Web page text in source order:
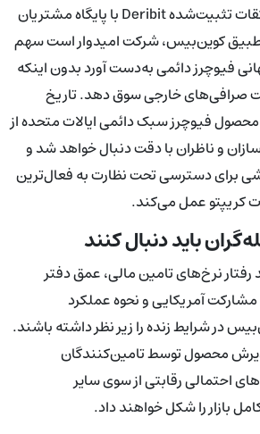
با ترکیب نقدینگی مشتقات تثبیت‌شده Deribit با پایگاه مشتریان
کوین‌بیس، شرکت امیدوار است سهم
فیوچرز دائمی به‌دست آورد بدون اینکه
صرافی‌های خارجی سوق دهد. تاریخ
برای محصول فیوچرز سبک دائمی ایالات متحده از
و ناظران با دقت دنبال خواهد شد و
برای دسترسی تحت نظارت به فعال‌ترین
کریپتو عمل می‌کند.
باید دنبال کنند
رفتار نرخ‌های تامین مالی، عمق دفتر
آمریکایی و نحوه عملکرد
در شرایط زنده را زیر نظر داشته باشند.
محصول توسط تامین‌کنندگان
احتمالی رقابتی از سوی سایر
بازار را شکل خواهند داد.